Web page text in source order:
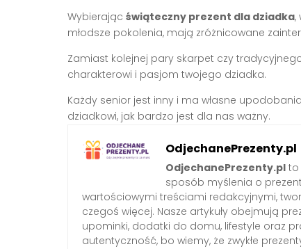
Wybierając świąteczny prezent dla dziadka,
młodsze pokolenia, mają zróżnicowane
Zamiast kolejnej pary skarpet czy
charakterowi i pasjom twojego dziadka.
Każdy senior jest inny i ma własne
dziadkowi, jak bardzo jest dla nas ważny.
OdjechanePrezenty.pl
OdjechanePrezenty.pl to
sposób myślenia o
wartościowymi treściami redakcyjnymi,
czegoś więcej. Nasze artykuły obejmują
upominki, dodatki do domu, lifestyle oraz
autentyczność, bo wiemy, że zwykłe